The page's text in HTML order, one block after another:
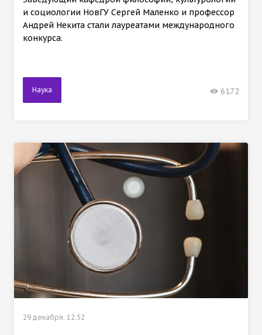
и социологии НовГУ Сергей Маленко и профессор
Андрей Некита стали лауреатами международного
конкурса.
Наука 6172
29 декабря, 12:52